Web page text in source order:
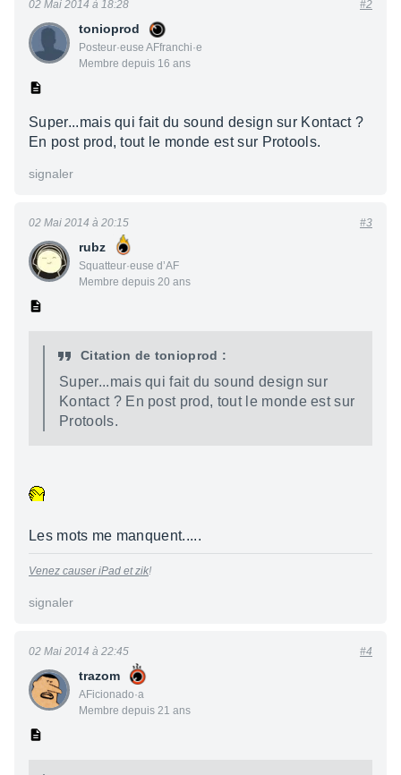
tonioprod
Posteur·euse AFfranchi·e
Membre depuis 16 ans
02 Mai 2014 à 18:28 #2
Super...mais qui fait du sound design sur Kontact ?
En post prod, tout le monde est sur Protools.
signaler
rubz
Squatteur·euse d’AF
Membre depuis 20 ans
02 Mai 2014 à 20:15 #3
Citation de tonioprod :
Super...mais qui fait du sound design sur
Kontact ? En post prod, tout le monde est sur
Protools.
Les mots me manquent.....
Venez causer iPad et zik!
signaler
trazom
AFicionado·a
Membre depuis 21 ans
02 Mai 2014 à 22:45 #4